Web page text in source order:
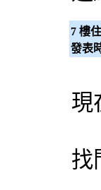
7 樓
發表
現
找